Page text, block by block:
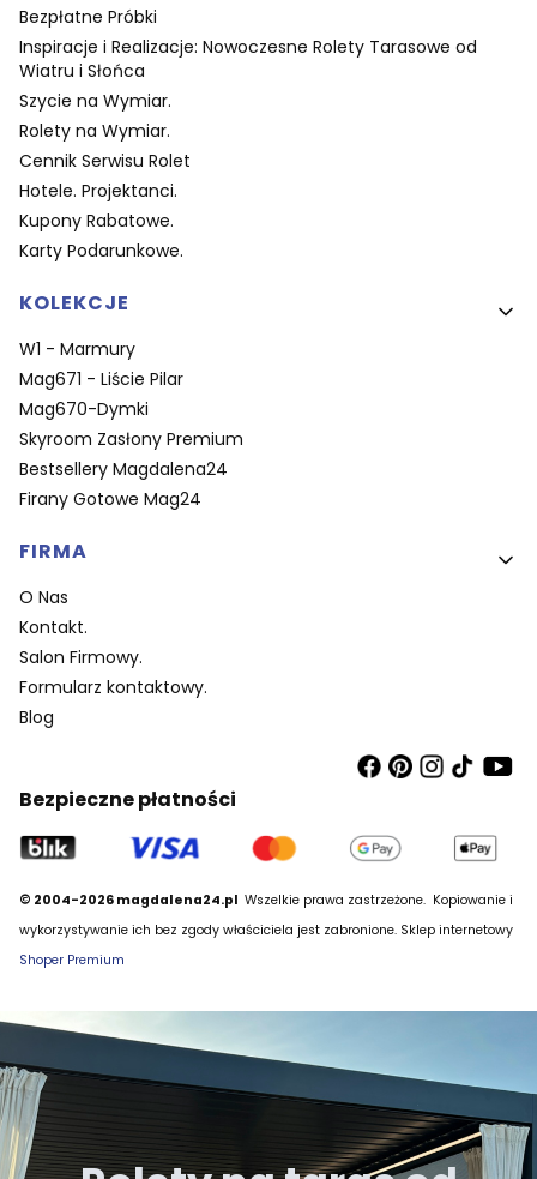
Bezpłatne Próbki
Inspiracje i Realizacje: Nowoczesne Rolety Tarasowe od
Wiatru i Słońca
Szycie na Wymiar.
Rolety na Wymiar.
Cennik Serwisu Rolet
Hotele. Projektanci.
Kupony Rabatowe.
Karty Podarunkowe.
KOLEKCJE
W1 - Marmury
Mag671 - Liście Pilar
Mag670-Dymki
Skyroom Zasłony Premium
Bestsellery Magdalena24
Firany Gotowe Mag24
FIRMA
O Nas
Kontakt.
Salon Firmowy.
Formularz kontaktowy.
Blog
Bezpieczne płatności
© 2004-2026 magdalena24.pl Wszelkie prawa zastrzeżone. Kopiowanie i
wykorzystywanie ich bez zgody właściciela jest zabronione. Sklep internetowy
Shoper Premium